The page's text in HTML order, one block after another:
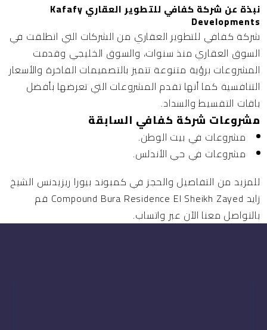
نبذة عن شركة كفافي للتطوير العقاري Kafafy
Developments
شركة كفافي للتطوير العقاري من الشركات التي انطلقت في
السوق العقاري منذ سنوات، والسوق الخليجي وقدمت
المشروعات برؤية متنوعة تتميز بالتصميمات الفاخرة والأسعار
التنافسية كما أنها تقدم المشروعات التي تعرضها بأفضل
باقات التقسيط والسداد.
مشروعات شركة كفافي السابقة
مشروعات في بيت الوطن.
مشروعات في حي الأندلس.
للمزيد من التفاصيل والحجز في كمبوند بيورا ريزيدنس الشيخ
زايد Compound Bura Residence El Sheikh Zayed قم
بالتواصل معنا الآن عبر واتساب.